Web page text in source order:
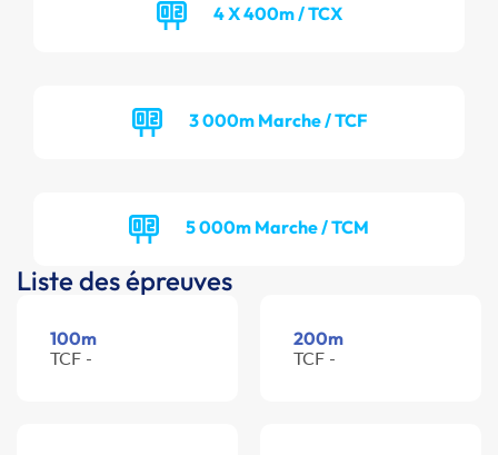
4 X 400m / TCX
3 000m Marche / TCF
5 000m Marche / TCM
Liste des épreuves
100m
TCF -
200m
TCF -